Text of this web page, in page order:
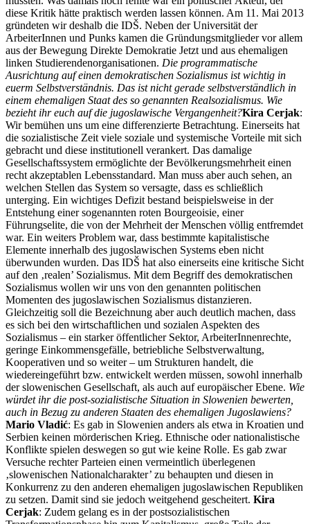
diese Kritik hätte praktisch werden lassen können. Am 11. Mai 2013
gründeten wir deshalb die IDŠ. Neben der Universität der
ArbeiterInnen und Punks kamen die Gründungsmitglieder vor allem
aus der Bewegung Direkte Demokratie Jetzt und aus ehemaligen
linken Studierendenorganisationen. Die programmatische
Ausrichtung auf einen demokratischen Sozialismus ist wichtig in
euerm Selbstverständnis. Das ist nicht gerade selbstverständlich in
einem ehemaligen Staat des so genannten Realsozialismus. Wie
bezieht ihr euch auf die jugoslawische Vergangenheit?Kira Cerjak:
Wir bemühen uns um eine differenzierte Betrachtung. Einerseits hat
die sozialistische Zeit viele soziale und systemische Vorteile mit sich
gebracht und diese institutionell verankert. Das damalige
Gesellschaftssystem ermöglichte der Bevölkerungsmehrheit einen
recht akzeptablen Lebensstandard. Man muss aber auch sehen, an
welchen Stellen das System so versagte, dass es schließlich
unterging. Ein wichtiges Defizit bestand beispielsweise in der
Entstehung einer sogenannten roten Bourgeoisie, einer
Führungselite, die von der Mehrheit der Menschen völlig entfremdet
war. Ein weiters Problem war, dass bestimmte kapitalistische
Elemente innerhalb des jugoslawischen Systems eben nicht
überwunden wurden. Das IDŠ hat also einerseits eine kritische Sicht
auf den ‚realen’ Sozialismus. Mit dem Begriff des demokratischen
Sozialismus wollen wir uns von den genannten politischen
Momenten des jugoslawischen Sozialismus distanzieren.
Gleichzeitig soll die Bezeichnung aber auch deutlich machen, dass
es sich bei den wirtschaftlichen und sozialen Aspekten des
Sozialismus – ein starker öffentlicher Sektor, ArbeiterInnenrechte,
geringe Einkommensgefälle, betriebliche Selbstverwaltung,
Kooperativen und so weiter – um Strukturen handelt, die
wiedereingeführt bzw. entwickelt werden müssen, sowohl innerhalb
der slowenischen Gesellschaft, als auch auf europäischer Ebene. Wie
würdet ihr die post-sozialistische Situation in Slowenien bewerten,
auch in Bezug zu anderen Staaten des ehemaligen Jugoslawiens?
Mario Vladić: Es gab in Slowenien anders als etwa in Kroatien und
Serbien keinen mörderischen Krieg. Ethnische oder nationalistische
Konflikte spielen deswegen so gut wie keine Rolle. Es gab zwar
Versuche rechter Parteien einen vermeintlich überlegenen
‚slowenischen Nationalcharakter’ zu behaupten und diesen in
Konkurrenz zu den anderen ehemaligen jugoslawischen Republiken
zu setzen. Damit sind sie jedoch weitgehend gescheitert. Kira
Cerjak: Zudem gelang es in der postsozialistischen